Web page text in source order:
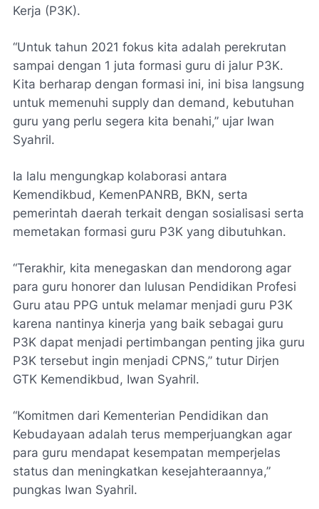
Kerja (P3K).
“Untuk tahun 2021 fokus kita adalah perekrutan
sampai dengan 1 juta formasi guru di jalur P3K.
Kita berharap dengan formasi ini, ini bisa langsung
untuk memenuhi supply dan demand, kebutuhan
guru yang perlu segera kita benahi,” ujar Iwan
Syahril.
Ia lalu mengungkap kolaborasi antara
Kemendikbud, KemenPANRB, BKN, serta
pemerintah daerah terkait dengan sosialisasi serta
memetakan formasi guru P3K yang dibutuhkan.
“Terakhir, kita menegaskan dan mendorong agar
para guru honorer dan lulusan Pendidikan Profesi
Guru atau PPG untuk melamar menjadi guru P3K
karena nantinya kinerja yang baik sebagai guru
P3K dapat menjadi pertimbangan penting jika guru
P3K tersebut ingin menjadi CPNS,” tutur Dirjen
GTK Kemendikbud, Iwan Syahril.
“Komitmen dari Kementerian Pendidikan dan
Kebudayaan adalah terus memperjuangkan agar
para guru mendapat kesempatan memperjelas
status dan meningkatkan kesejahteraannya,”
pungkas Iwan Syahril.